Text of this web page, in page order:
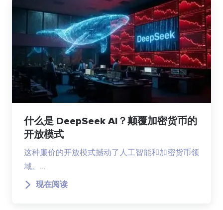
什么是 DeepSeek AI？颠覆加密货币的
开放模式
这种廉价的开放模式撼动了人工智能和加密货币领
域。…
现在阅读